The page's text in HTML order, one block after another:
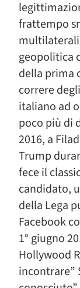
frattempo
geopolitica
della prima
correre
italiano ad
poco più di
2016, a
Trump
fece il
candidato,
della Lega
Facebook
1° giugno
Hollywood
incontrare”